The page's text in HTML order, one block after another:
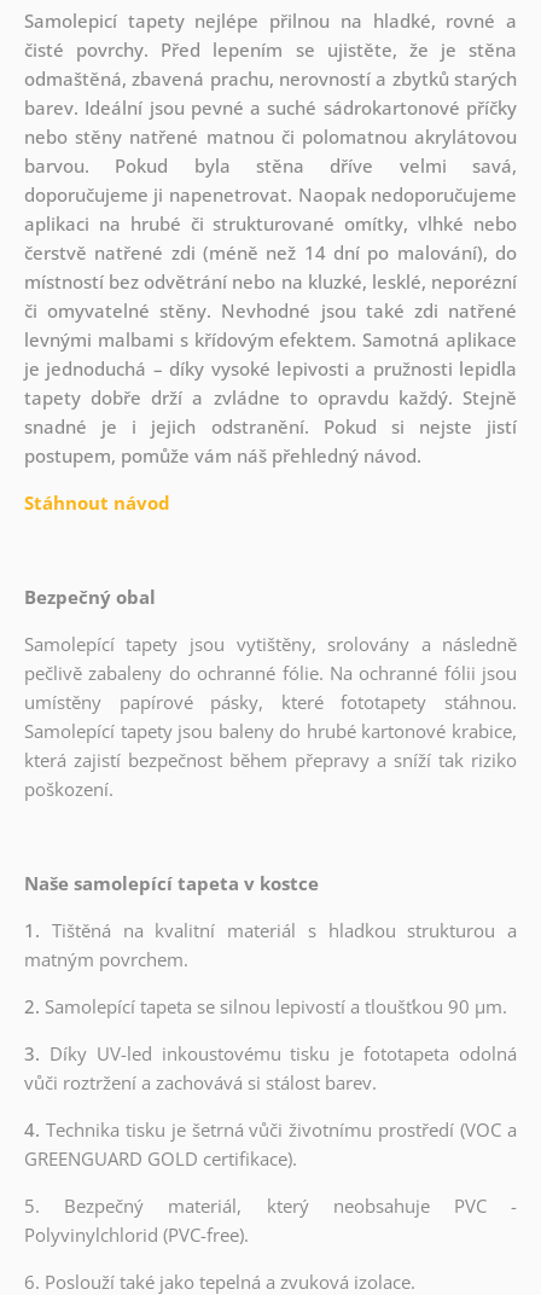
Samolepicí tapety nejlépe přilnou na hladké, rovné a
čisté povrchy. Před lepením se ujistěte, že je stěna
odmaštěná, zbavená prachu, nerovností a zbytků starých
barev. Ideální jsou pevné a suché sádrokartonové příčky
nebo stěny natřené matnou či polomatnou akrylátovou
barvou. Pokud byla stěna dříve velmi savá,
doporučujeme ji napenetrovat. Naopak nedoporučujeme
aplikaci na hrubé či strukturované omítky, vlhké nebo
čerstvě natřené zdi (méně než 14 dní po malování), do
místností bez odvětrání nebo na kluzké, lesklé, neporézní
či omyvatelné stěny. Nevhodné jsou také zdi natřené
levnými malbami s křídovým efektem. Samotná aplikace
je jednoduchá – díky vysoké lepivosti a pružnosti lepidla
tapety dobře drží a zvládne to opravdu každý. Stejně
snadné je i jejich odstranění. Pokud si nejste jistí
postupem, pomůže vám náš přehledný návod.
Stáhnout návod
Bezpečný obal
Samolepící tapety jsou vytištěny, srolovány a následně
pečlivě zabaleny do ochranné fólie. Na ochranné fólii jsou
umístěny papírové pásky, které fototapety stáhnou.
Samolepící tapety jsou baleny do hrubé kartonové krabice,
která zajistí bezpečnost během přepravy a sníží tak riziko
poškození.
Naše samolepící tapeta v kostce
1. Tištěná na kvalitní materiál s hladkou strukturou a
matným povrchem.
2. Samolepící tapeta se silnou lepivostí a tloušťkou 90 µm.
3. Díky UV-led inkoustovému tisku je fototapeta odolná
vůči roztržení a zachovává si stálost barev.
4. Technika tisku je šetrná vůči životnímu prostředí (VOC a
GREENGUARD GOLD certifikace).
5. Bezpečný materiál, který neobsahuje PVC -
Polyvinylchlorid (PVC-free).
6. Poslouží také jako tepelná a zvuková izolace.